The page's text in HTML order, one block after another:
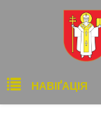
Основна
НАВІҐАЦІЯ